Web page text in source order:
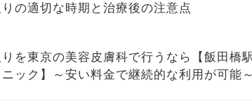
りの適切な時期と治療後の注意点
りを東京の美容皮膚科で行うなら【飯田橋
ック】～安い料金で継続的な利用が可能～